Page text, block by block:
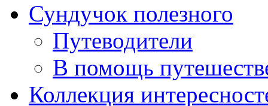
Сундучок полезного
Путеводители
В помощь
Коллекция